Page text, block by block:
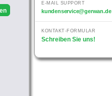
E-MAIL SUPPORT
kundenservice@gerwan.de
KONTAKT-FORMULAR
Schreiben Sie uns!